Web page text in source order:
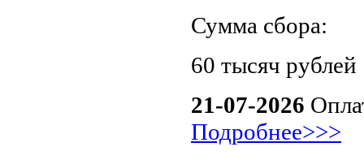
Сумма сбора:
60 тысяч рублей
21-07-2026
Подробнее>>>